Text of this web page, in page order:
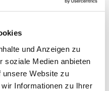
und Anzeigen zu
soziale Medien anbieten
unsere Website zu
Informationen zu Ihrer
die uns fordern und
bitte